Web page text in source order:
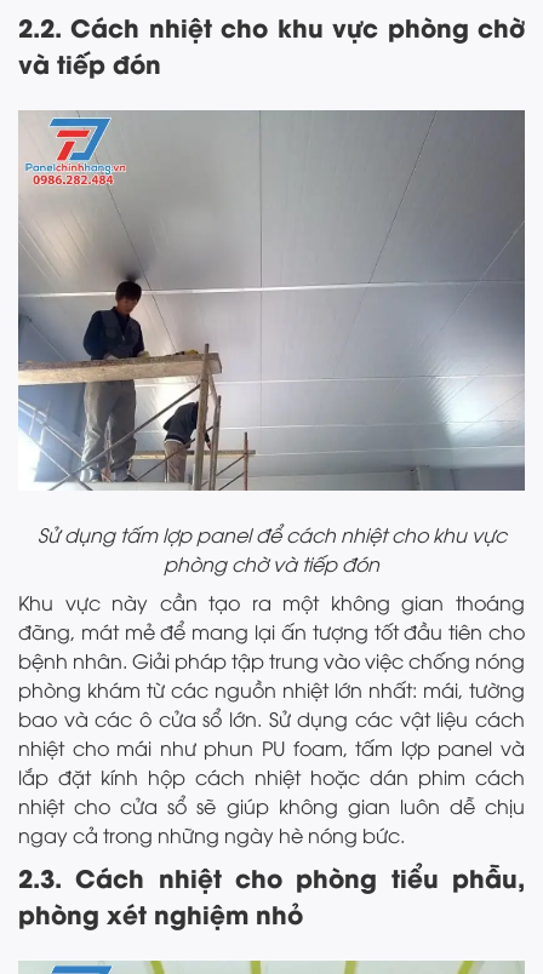
2.2. Cách nhiệt cho khu vực phòng chờ
và tiếp đón
Sử dụng tấm lợp panel để cách nhiệt cho khu vực
phòng chờ và tiếp đón
Khu vực này cần tạo ra một không gian thoáng
đãng, mát mẻ để mang lại ấn tượng tốt đầu tiên cho
bệnh nhân. Giải pháp tập trung vào việc chống nóng
phòng khám từ các nguồn nhiệt lớn nhất: mái, tường
bao và các ô cửa sổ lớn. Sử dụng các vật liệu cách
nhiệt cho mái như phun PU foam, tấm lợp panel và
lắp đặt kính hộp cách nhiệt hoặc dán phim cách
nhiệt cho cửa sổ sẽ giúp không gian luôn dễ chịu
ngay cả trong những ngày hè nóng bức.
2.3. Cách nhiệt cho phòng tiểu phẫu,
phòng xét nghiệm nhỏ